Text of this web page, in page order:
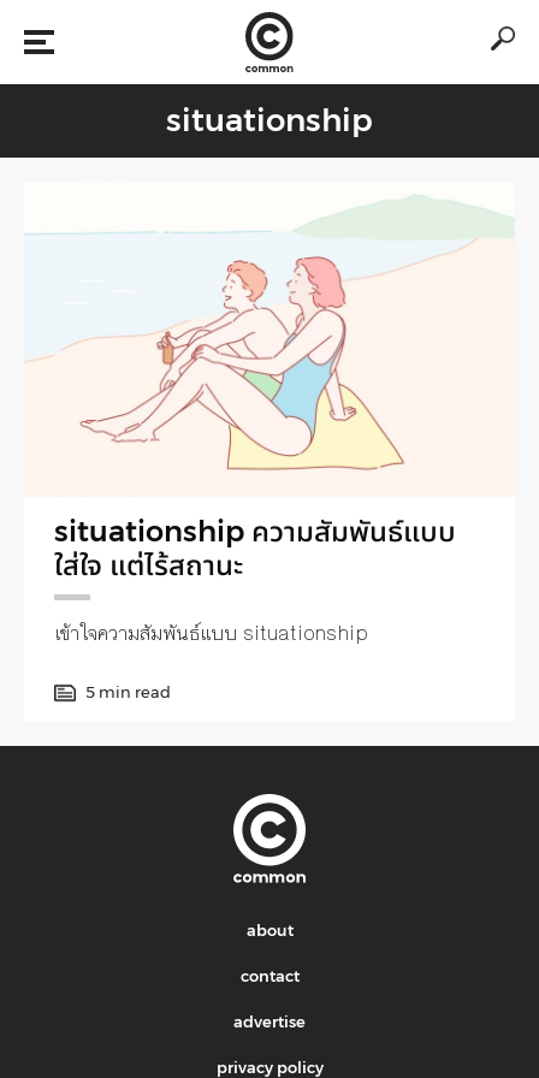
situationship
situationship ความสัมพันธ์แบบ
ใส่ใจ แต่ไร้สถานะ
เข้าใจความสัมพันธ์แบบ situationship
5 min read
about
contact
advertise
privacy policy